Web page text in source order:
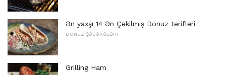
Ən yaxşı 14 Ən Çəkilmiş Donuz tərifləri
DONUZ ŞƏBƏKƏLƏRI
Grilling Ham